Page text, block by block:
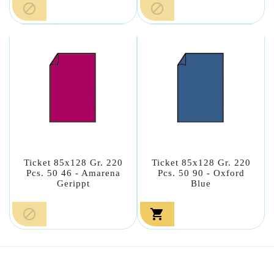
 
Ticket 85x128 Gr. 220
Pcs. 50 46 - Amarena
Gerippt

Ticket 85x128 Gr. 220
Pcs. 50 90 - Oxford
Blue
